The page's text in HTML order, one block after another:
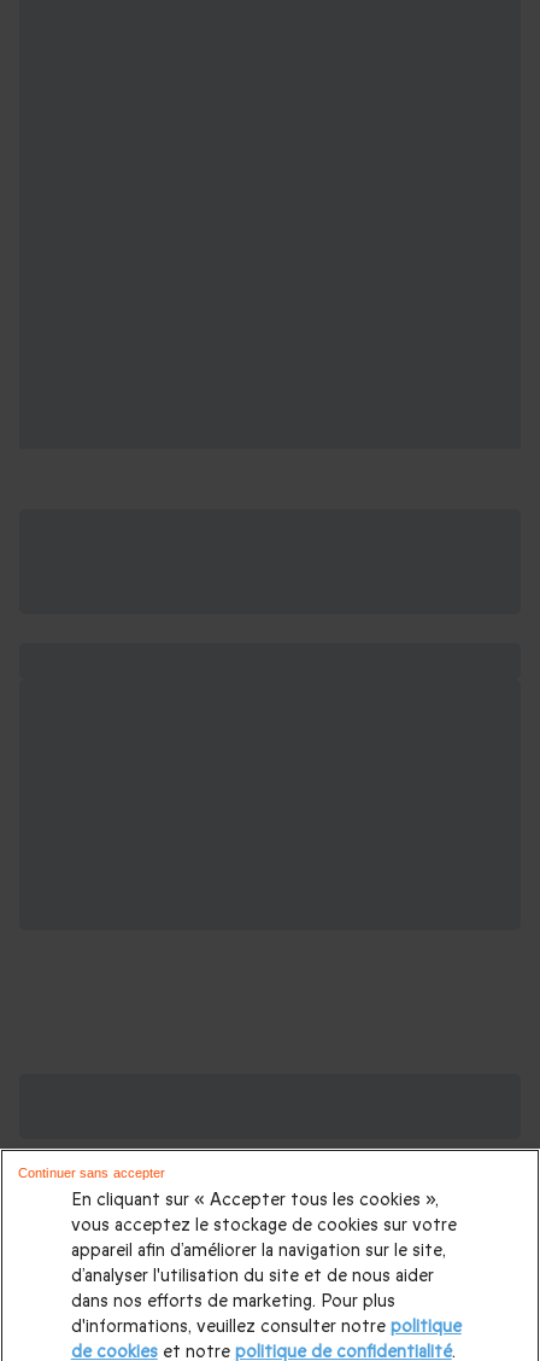
Cadeau anniversaire femme
Coffret cadeau Noël|Cadeau Noël femme|Cadeau Noël
homme|Idée cadeau Femme|Idée cadeau Homme
Cadeau Couple |Cadeaux Fête des Mères |Cadeaux Fête
des Pères|Cadeaux Saint Valentin|Cadeaux Saint Valentin
En cliquant sur « Accepter tous les cookies »,
vous acceptez le stockage de cookies sur votre
appareil afin d’améliorer la navigation sur le site,
d’analyser l'utilisation du site et de nous aider
dans nos efforts de marketing. Pour plus
d'informations, veuillez consulter notre politique
de cookieset notre politique de confidentialité.
Continuer sans accepter